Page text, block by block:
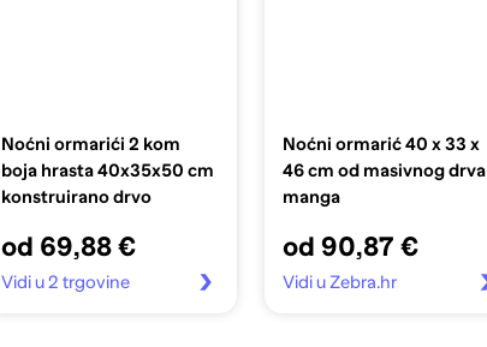
Noćni ormarići 2 kom
boja hrasta 40x35x50 cm
konstruirano drvo
od 69,88 €
Vidi u 2 trgovine
Noćni ormarić 40 x 33 x
46 cm od masivnog drva
manga
od 90,87 €
Vidi u Zebra.hr